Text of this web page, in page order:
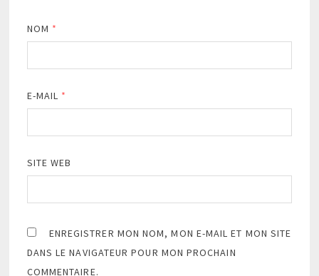
NOM *
E-MAIL *
SITE WEB
ENREGISTRER MON NOM, MON E-MAIL ET MON SITE
DANS LE NAVIGATEUR POUR MON PROCHAIN
COMMENTAIRE.